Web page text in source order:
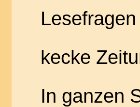
kecke
In ganzen